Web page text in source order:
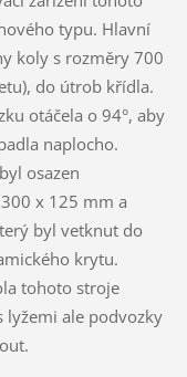
typu. Hlavní
koly s rozměry 700
do útrob křídla.
otáčela o 94°, aby
naplocho.
osazen
x 125 mm a
byl vetknut do
krytu.
tohoto stroje
lyžemi ale podvozky